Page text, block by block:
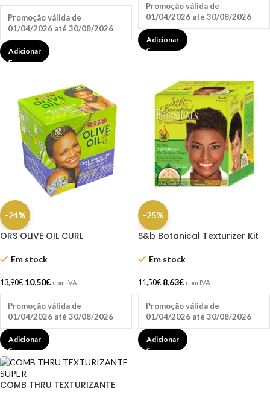
Promoção válida de
01/04/2026 até 30/08/2026
Adicionar
Promoção válida de
01/04/2026 até 30/08/2026
Adicionar
-24%
ORS OLIVE OIL CURL
Em stock
13,90€ 10,50€ com IVA
Promoção válida de
01/04/2026 até 30/08/2026
Adicionar
-25%
S&b Botanical Texturizer Kit
Em stock
11,50€ 8,63€ com IVA
Promoção válida de
01/04/2026 até 30/08/2026
Adicionar
COMB THRU TEXTURIZANTE